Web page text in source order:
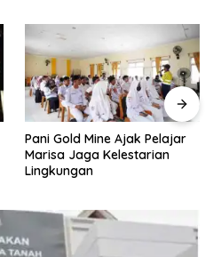
H. Muhammad Faizal :
Pembinaan Politik Penting
untuk Menciptakan Kompetisi